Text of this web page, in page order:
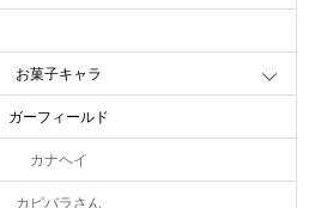
お菓子キャラ
ガーフィールド
カナヘイ
カピバラさん